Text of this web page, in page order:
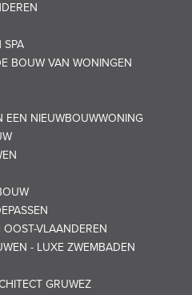
SPA
BOUW VAN WONINGEN
EEN NIEUWBOUWWONING
VLAANDEREN
- LUXE ZWEMBADEN
GRUWEZ